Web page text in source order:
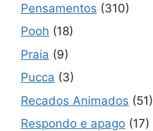
Pensamentos (310)
Pooh (18)
Praia (9)
Pucca (3)
Recados Animados (51)
Respondo e apago (17)